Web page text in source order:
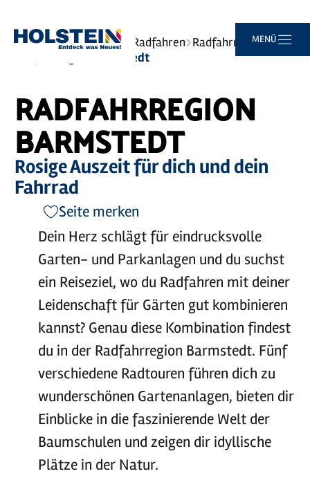
Zum
Hauptinhalt
Zur
Suche
Zur
Navigation
Zum
Footer
MENÜ
Sie
Startseite Erlebnisse Radfahren Radfahrregionen
Radfahrregion Barmstedt
RADFAHRREGION
BARMSTEDT
Rosige Auszeit für dich und dein
Fahrrad
Seite merken
Dein Herz schlägt für eindrucksvolle
Garten- und Parkanlagen und du suchst
ein Reiseziel, wo du Radfahren mit deiner
Leidenschaft für Gärten gut kombinieren
kannst? Genau diese Kombination findest
du in der Radfahrregion Barmstedt. Fünf
verschiedene Radtouren führen dich zu
wunderschönen Gartenanlagen, bieten dir
Einblicke in die faszinierende Welt der
Baumschulen und zeigen dir idyllische
Plätze in der Natur.